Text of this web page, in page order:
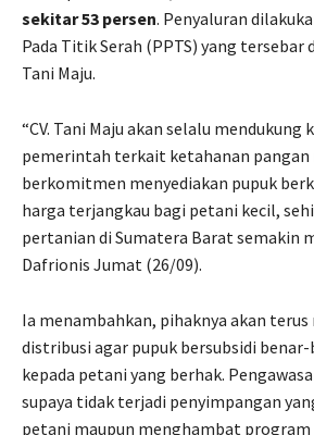
sekitar 53 persen. Penyaluran
Pada Titik Serah (PPTS) yang tersebar
Tani Maju.
“CV. Tani Maju akan selalu mendukung
pemerintah terkait ketahanan pangan
berkomitmen menyediakan pupuk
harga terjangkau bagi petani kecil,
pertanian di Sumatera Barat semakin
Dafrionis Jumat (26/09).
Ia menambahkan, pihaknya akan
distribusi agar pupuk bersubsidi
kepada petani yang berhak.
supaya tidak terjadi penyimpangan
petani maupun menghambat